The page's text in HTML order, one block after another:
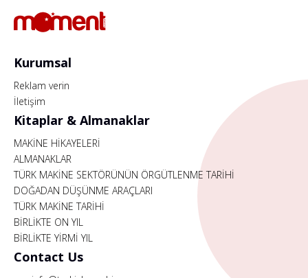
Kurumsal
Reklam verin
İletişim
Kitaplar & Almanaklar
MAKİNE HİKAYELERİ
ALMANAKLAR
TÜRK MAKİNE SEKTÖRÜNÜN ÖRGÜTLENME TARİHİ
DOĞADAN DÜŞÜNME ARAÇLARI
TÜRK MAKİNE TARİHİ
BİRLİKTE ON YIL
BİRLİKTE YİRMİ YIL
Contact Us